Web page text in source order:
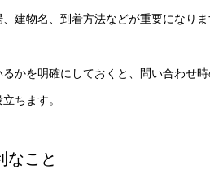
建物名、到着方法などが重要になりま
かを明確にしておくと、問い合わせ
ちます。
なこと